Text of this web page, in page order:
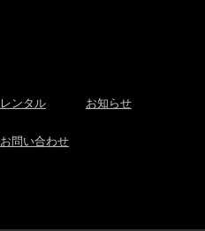
レンタル お知らせ
お問い合わせ